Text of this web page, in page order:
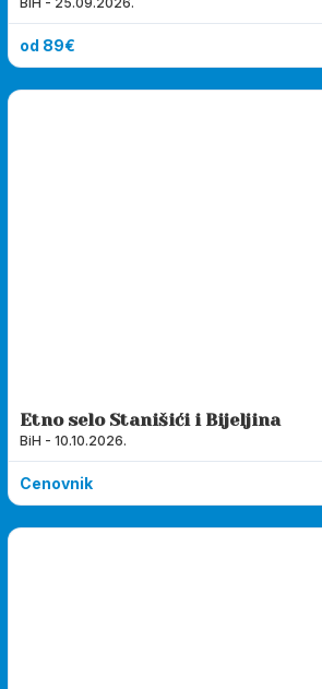
od 89€
Etno selo Stanišići i Bijeljina
BiH - 10.10.2026.
Cenovnik